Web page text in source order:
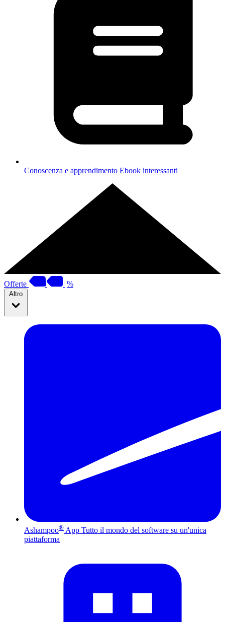
Conoscenza e apprendimento Ebook interessanti
Offerte %
Altro
Ashampoo® App Tutto il mondo del software su un'unica
piattaforma